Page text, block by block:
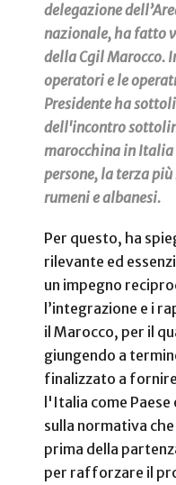
delegazione
nazionale, ha fatto
della Cgil Marocco.
operatori e le
Presidente ha
dell'incontro
marocchina in
persone, la terza
rumeni e albanesi.
Per questo, ha
rilevante ed
un impegno
l’integrazione e i
il Marocco, per il
giungendo a
finalizzato a
l'Italia come
sulla normativa
prima della
per rafforzare il